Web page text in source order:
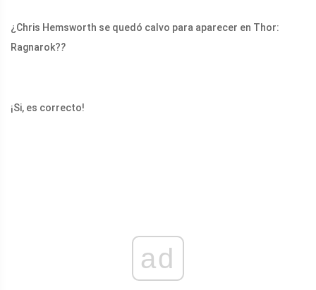
¿Chris Hemsworth se quedó calvo para aparecer en Thor:
Ragnarok??
¡Si, es correcto!
ad